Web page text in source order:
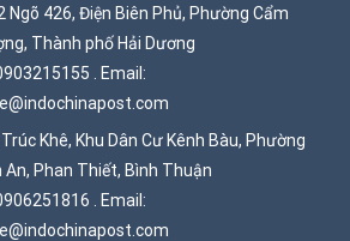
Ngõ 426, Điện Biên Phủ, Phường Cẩm
Thành phố Hải Dương
. Email:
Trúc Khê, Khu Dân Cư Kênh Bàu, Phường
An, Phan Thiết, Bình Thuận
. Email: